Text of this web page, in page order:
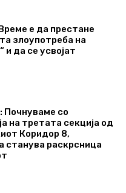
е да престане
злоупотреба на
и да се усвојат
Почнуваме со
на третата секција од
Коридор 8,
станува раскрсница